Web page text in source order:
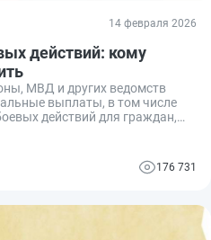
14 февраля 2026
действий: кому
МВД и других ведомств
выплаты, в том числе
действий для граждан,
положены и как
176 731